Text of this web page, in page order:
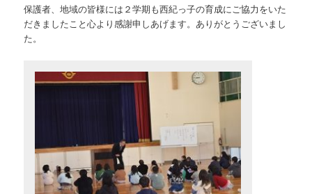
保護者、地域の皆様には２学期も西紀っ子の育成にご協力をいた
だきましたこと心より感謝申しあげます。ありがとうございまし
た。